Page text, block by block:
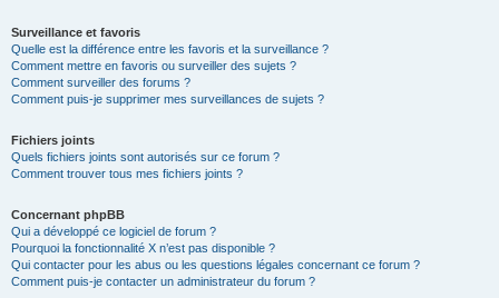
Surveillance et favoris
Quelle est la différence entre les favoris et la surveillance ?
Comment mettre en favoris ou surveiller des sujets ?
Comment surveiller des forums ?
Comment puis-je supprimer mes surveillances de sujets ?
Fichiers joints
Quels fichiers joints sont autorisés sur ce forum ?
Comment trouver tous mes fichiers joints ?
Concernant phpBB
Qui a développé ce logiciel de forum ?
Pourquoi la fonctionnalité X n’est pas disponible ?
Qui contacter pour les abus ou les questions légales concernant ce forum ?
Comment puis-je contacter un administrateur du forum ?